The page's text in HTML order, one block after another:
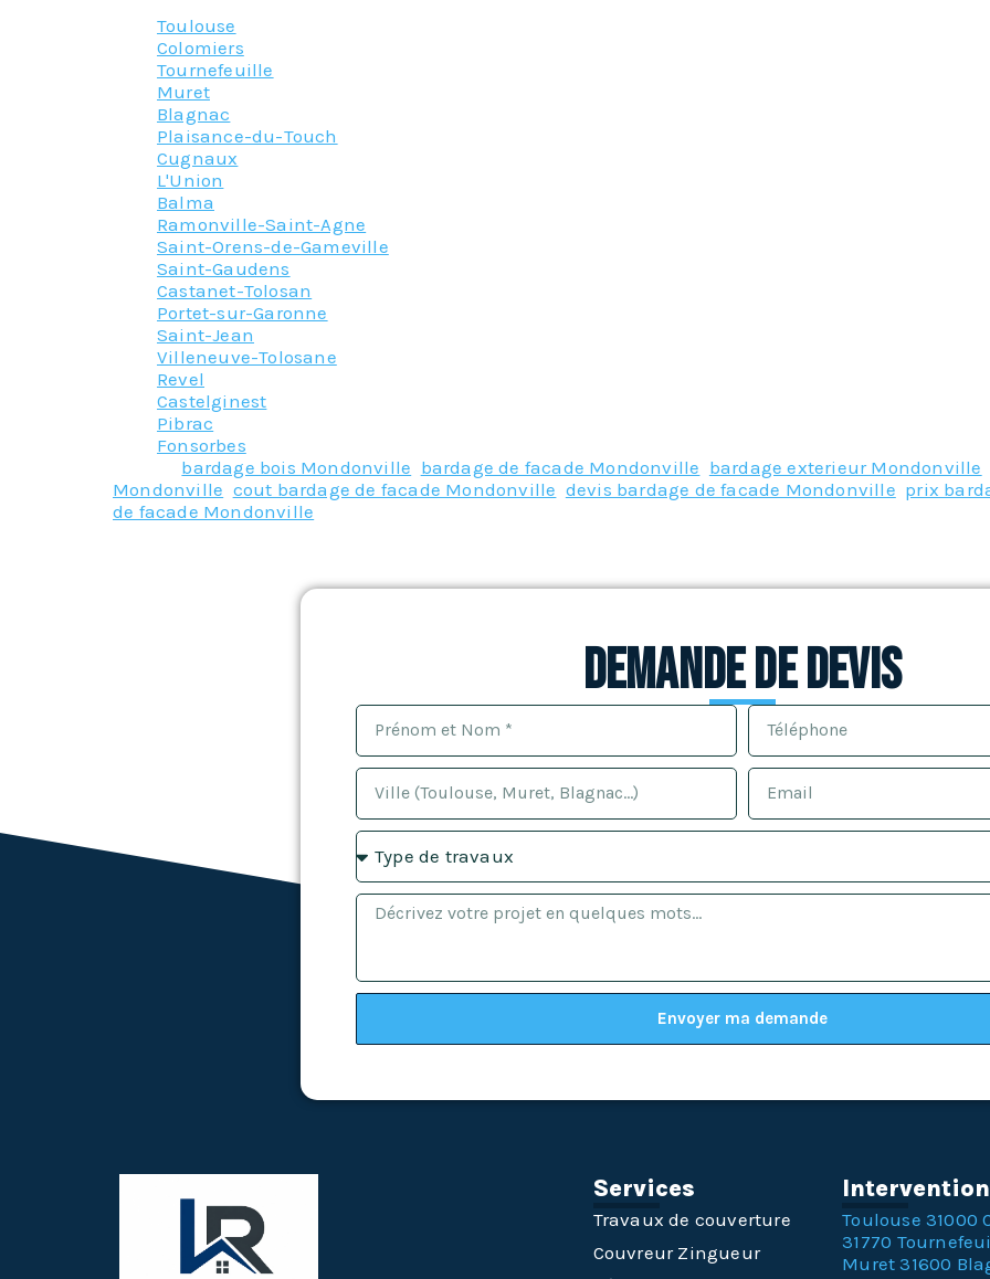
Toulouse
Colomiers
Tournefeuille
Muret
Blagnac
Plaisance-du-Touch
Cugnaux
L'Union
Balma
Ramonville-Saint-Agne
Saint-Orens-de-Gameville
Saint-Gaudens
Castanet-Tolosan
Portet-sur-Garonne
Saint-Jean
Villeneuve-Tolosane
Revel
Castelginest
Pibrac
Fonsorbes
bardage bois Mondonville bardage de facade Mondonville bardage exterieur Mondonville
Mondonville cout bardage de facade Mondonville devis bardage de facade Mondonville prix
de facade Mondonville
Demande de devis
Envoyer ma demande
Services
Travaux de couverture
Couvreur Zingueur
Intervention
Toulouse 31000
31770
Muret 31600